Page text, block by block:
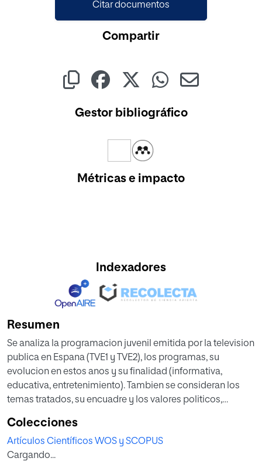
Citar documentos
Compartir
Gestor bibliográfico
Métricas e impacto
Indexadores
Resumen
Se analiza la programacion juvenil emitida por la television
publica en Espana (TVE1 y TVE2), los programas, su
evolucion en estos anos y su finalidad (informativa,
educativa, entretenimiento). Tambien se consideran los
temas tratados, su encuadre y los valores politicos,
muestra como, en un periodo en el que los jovenes
representaban un alto porcentaje del electorado, TVE
perdio la oportunidad de interactuar eficazmente con ellos
Colecciones
Artículos Científicos WOS y SCOPUS
Cargando...